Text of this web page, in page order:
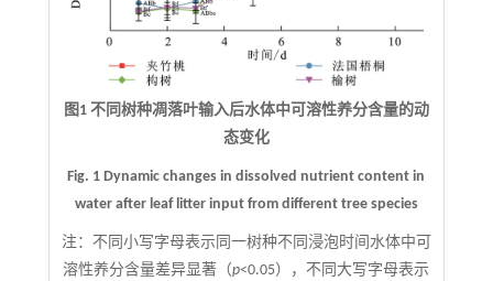
图1 不同树种凋落叶输入后水体中可溶性养分含量的动
态变化
Fig. 1 Dynamic changes in dissolved nutrient content in
water after leaf litter input from different tree species
注： 不同小写字母表示同一树种不同浸泡时间水体中可
溶性养分含量差异显著（p<0.05），不同大写字母表示